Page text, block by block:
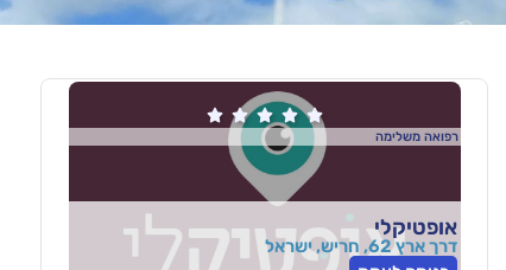





רפואה משלימה
אופטיקלי
דרך ארץ 62, חריש, ישראל